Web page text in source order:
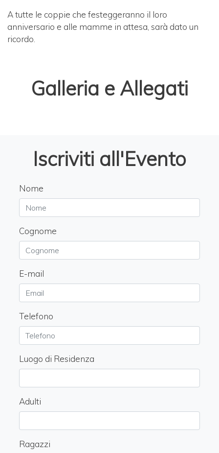
A tutte le coppie che festeggeranno il loro
anniversario e alle mamme in attesa, sarà dato un
ricordo.
Galleria e Allegati
Iscriviti all'Evento
Nome
Cognome
E-mail
Telefono
Luogo di Residenza
Adulti
Ragazzi